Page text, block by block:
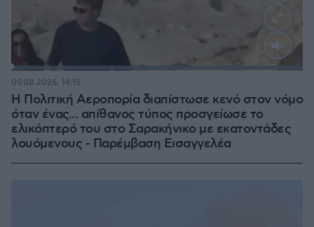
:
Η Πολιτική Αεροπορία διαπίστωσε κενό στον νόμο
όταν ένας... απίθανος τύπος προσγείωσε το
ελικόπτερό του στο Σαρακήνικο με εκατοντάδες
λουόμενους - Παρέμβαση Εισαγγελέα
09.08.2026, 14:15